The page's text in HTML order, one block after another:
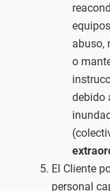
abuso,
o
debido
El Cliente
personal